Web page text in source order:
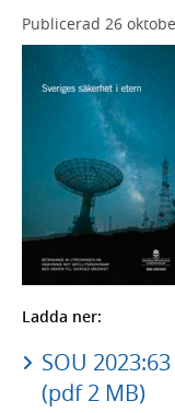
Publicerad 26
Ladda ner:
SOU
(pdf 2 MB)